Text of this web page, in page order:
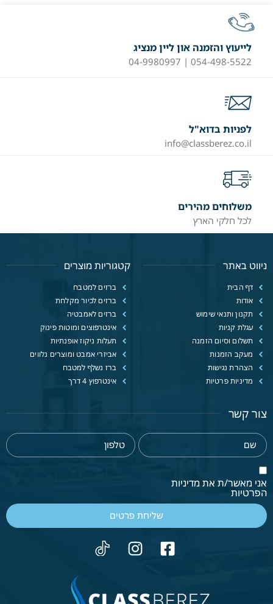
לייעוץ והזמנה און ליין מנציג
054-498-5522 | 04-9980997
לפניות בדוא"ל
info@classberez.co.il
משלוחים מהירים
לכל חלקי הארץ
ניווט באתר
דף הבית
אודות
תקנון ותנאי שימוש
עגלת קניות
תשלום וסיום הזמנה
מעקב הזמנות
הצהרת נגישות
מדיניות פרטיות
קטגוריות מוצרים
ברזים למטבח
ברזים לכיור מקלחת
ברזים לאמבטיה
אינטרפוצים ומוטות פינוק
תעלות ניקוז אופנתיות
אביזרי אמבט ומוצרים נלווים
ברז נשלף למטבח
אינטרפוץ 4 דרך
צור קשר
אני מאשר/ת את מדיניות
הפרטיות
שליחת פרטים